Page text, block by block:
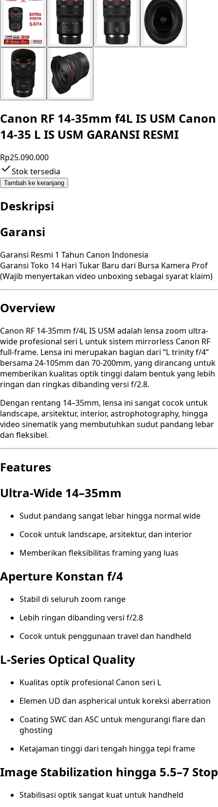
Canon RF 14-35mm f4L IS USM Canon
14-35 L IS USM GARANSI RESMI
Rp25.090.000
Stok tersedia
Tambah ke keranjang
Deskripsi
Garansi
Garansi Resmi 1 Tahun Canon Indonesia
Garansi Toko 14 Hari Tukar Baru dari Bursa Kamera Prof
(Wajib menyertakan video unboxing sebagai syarat klaim)
Overview
Canon RF 14-35mm f/4L IS USM adalah lensa zoom ultra-
wide profesional seri L untuk sistem mirrorless Canon RF
full-frame. Lensa ini merupakan bagian dari “L trinity f/4”
bersama 24-105mm dan 70-200mm, yang dirancang untuk
memberikan kualitas optik tinggi dalam bentuk yang lebih
ringan dan ringkas dibanding versi f/2.8.
Dengan rentang 14–35mm, lensa ini sangat cocok untuk
landscape, arsitektur, interior, astrophotography, hingga
video sinematik yang membutuhkan sudut pandang lebar
dan fleksibel.
Features
Ultra-Wide 14–35mm
Sudut pandang sangat lebar hingga normal wide
Cocok untuk landscape, arsitektur, dan interior
Memberikan fleksibilitas framing yang luas
Aperture Konstan f/4
Stabil di seluruh zoom range
Lebih ringan dibanding versi f/2.8
Cocok untuk penggunaan travel dan handheld
L-Series Optical Quality
Kualitas optik profesional Canon seri L
Elemen UD dan aspherical untuk koreksi aberration
Coating SWC dan ASC untuk mengurangi flare dan
ghosting
Ketajaman tinggi dari tengah hingga tepi frame
Image Stabilization hingga 5.5–7 Stop
Stabilisasi optik sangat kuat untuk handheld